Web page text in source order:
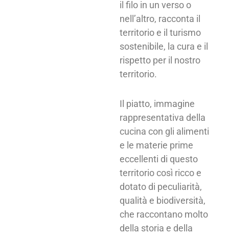
il filo in un verso o
nell’altro, racconta il
territorio e il turismo
sostenibile, la cura e il
rispetto per il nostro
territorio.
Il piatto, immagine
rappresentativa della
cucina con gli alimenti
e le materie prime
eccellenti di questo
territorio così ricco e
dotato di peculiarità,
qualità e biodiversità,
che raccontano molto
della storia e della